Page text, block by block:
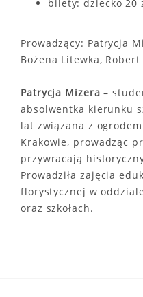
bilety: dziecko 20
Prowadzący: Patrycja
Bożena Litewka, Robert
Patrycja Mizera –
absolwentka kierunku
lat związana z
Krakowie, prowadząc
przywracają
Prowadziła zajęcia
florystycznej w
oraz szkołach.